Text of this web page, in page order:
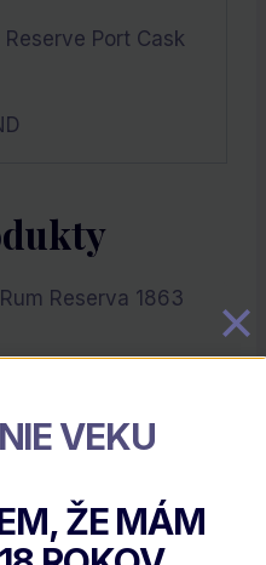
Port Cask
VEKU
ŽE MÁM